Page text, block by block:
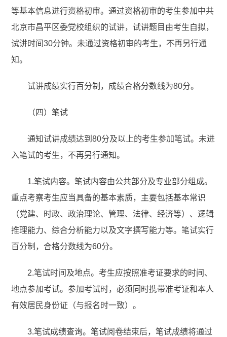
等基本信息进行资格初审。通过资格初审的考生参加中共
北京市昌平区委党校组织的试讲，试讲题目由考生自拟，
试讲时间30分钟。未通过资格初审的考生，不再另行通
知。
试讲成绩实行百分制，成绩合格分数线为80分。
（四）笔试
通知试讲成绩达到80分及以上的考生参加笔试。未进
入笔试的考生，不再另行通知。
1.笔试内容。笔试内容由公共部分及专业部分组成。
重点考察考生应当具备的基本素质，主要包括基本常识
（党建、时政、政治理论、管理、法律、经济等）、逻辑
推理能力、综合分析能力以及文字撰写能力等。笔试实行
百分制，合格分数线为60分。
2.笔试时间及地点。考生应按照准考证要求的时间、
地点参加考试。参加考试时，必须同时携带准考证和本人
有效居民身份证（与报名时一致）。
3.笔试成绩查询。笔试阅卷结束后，笔试成绩将通过